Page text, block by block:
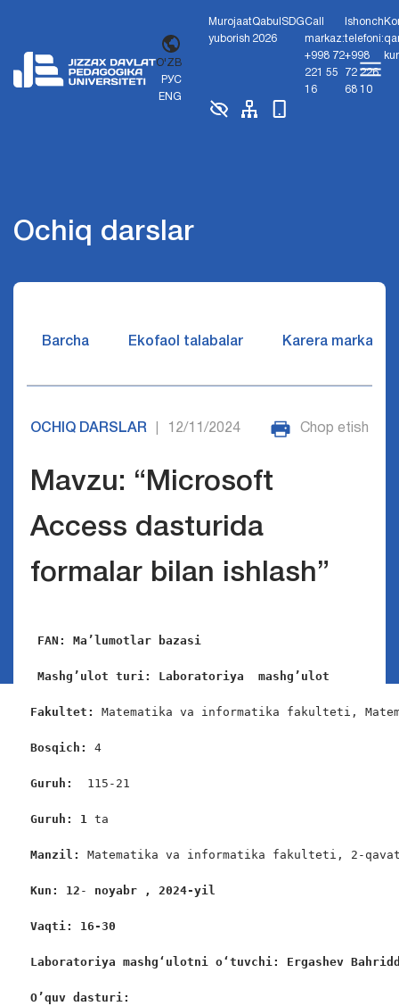
O'ZB
РУС
ENG
Murojaat
yuborish
Qabul
2026
SDGCall
markaz:
+998 72
221 55
16
Ishonch
telefoni:
+998
72 226
68 10
Ochiq darslar
Barcha Ekofaol talabalar Karera markazi
OCHIQ DARSLAR 12/11/2024 Chop etish
Mavzu: “Microsoft
Access dasturida
formalar bilan ishlash”
FAN: Ma’lumotlar bazasi
Mashg’ulot turi: Laboratoriya  mashg’ulot
Fakultet: Matematika va informatika fakulteti,
Bosqich: 4
Guruh: 115-21
Guruh: 1 ta
Manzil: Matematika va informatika fakulteti, 2-
Kun: 12 - noyabr , 2024-yil
Vaqti: 16-30
Laboratoriya mashgʻulotni oʻtuvchi: Ergashev
O’quv dasturi: